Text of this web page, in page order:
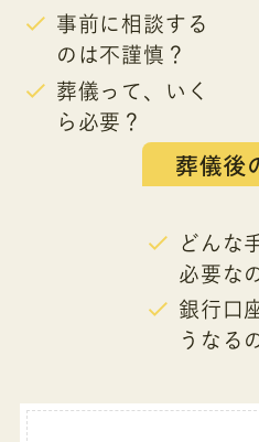
事前に相談する
のは不謹慎？
葬儀って、いく
ら必要？
葬儀後
どんな
必要な
銀行口
うなる